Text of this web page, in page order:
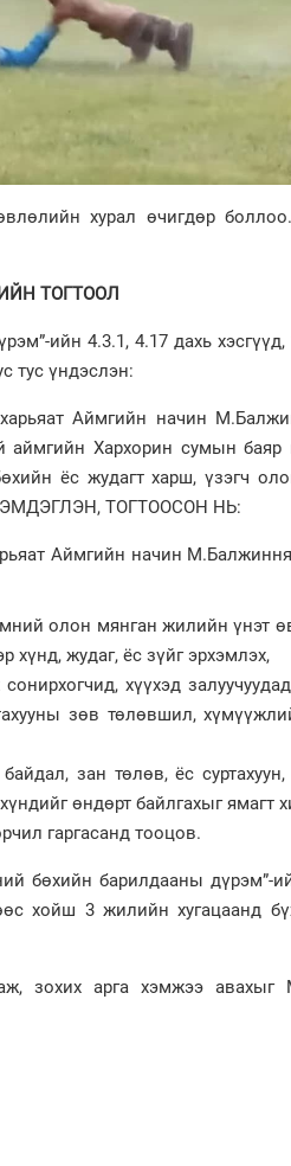
хурал өчигдөр
ТОГТООЛ
ийн 4.3.1, 4.17 дахь хэсгүүд,
тус үндэслэн:
Аймгийн начин
Хархорин сумын баяр
ёс жудагт харш, үзэгч
ТЭМДЭГЛЭН, ТОГТООСОН НЬ:
Аймгийн начин
олон мянган жилийн үнэт
хүнд, жудаг, ёс зүйг эрхэмлэх,
хүүхэд
зөв төлөвшил,
зан төлөв, ёс суртахуун,
өндөрт байлгахыг ямагт
гаргасанд тооцов.
бөхийн барилдааны дүрэм”-
хойш 3 жилийн хугацаанд
зохих арга хэмжээ авахыг